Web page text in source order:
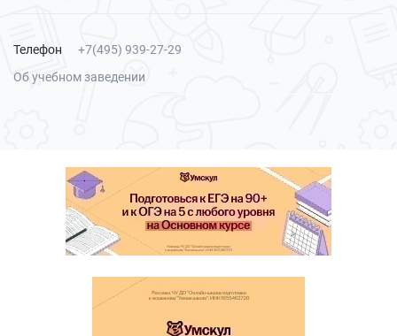
Телефон
+7(495) 939-27-29
Об учебном заведении